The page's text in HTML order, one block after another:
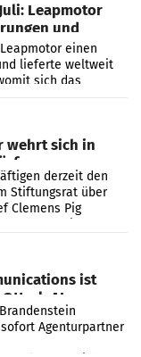
Leapmotor
und
Marke
einen
lieferte weltweit
sich das
mehr als
wehrt sich in
derzeit den
Stiftungsrat über
Clemens Pig
ist
Agenturpartner